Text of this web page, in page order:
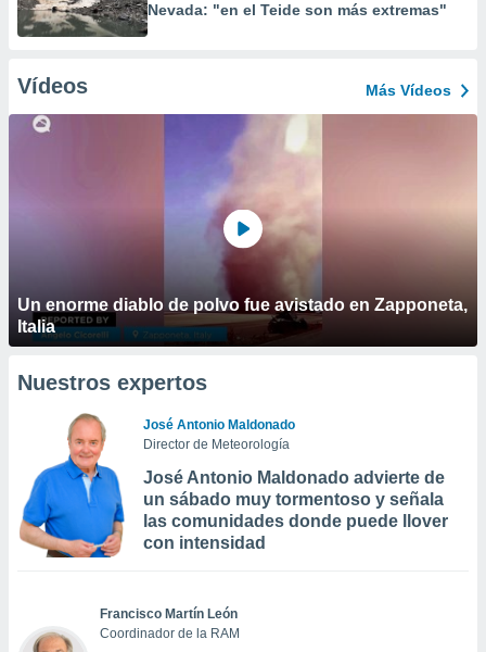
Nevada: "en el Teide son más extremas"
Vídeos Más Vídeos
Un enorme diablo de polvo fue avistado en Zapponeta,
Italia
Nuestros expertos
José Antonio Maldonado
Director de Meteorología
José Antonio Maldonado advierte de
un sábado muy tormentoso y señala
las comunidades donde puede llover
con intensidad
Francisco Martín León
Coordinador de la RAM